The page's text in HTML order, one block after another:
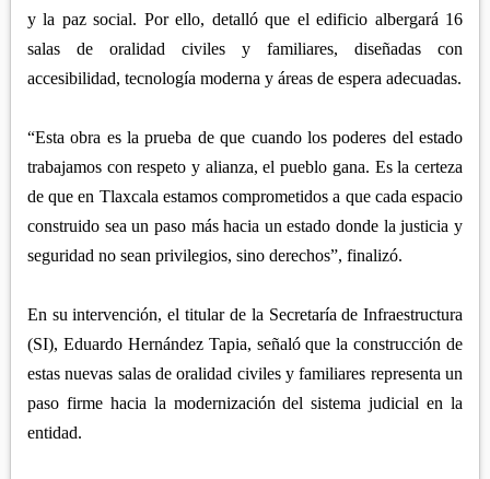
y la paz social. Por ello, detalló que el edificio albergará 16
salas de oralidad civiles y familiares, diseñadas con
accesibilidad, tecnología moderna y áreas de espera adecuadas.
“Esta obra es la prueba de que cuando los poderes del estado
trabajamos con respeto y alianza, el pueblo gana. Es la certeza
de que en Tlaxcala estamos comprometidos a que cada espacio
construido sea un paso más hacia un estado donde la justicia y
seguridad no sean privilegios, sino derechos”, finalizó.
En su intervención, el titular de la Secretaría de Infraestructura
(SI), Eduardo Hernández Tapia, señaló que la construcción de
estas nuevas salas de oralidad civiles y familiares representa un
paso firme hacia la modernización del sistema judicial en la
entidad.